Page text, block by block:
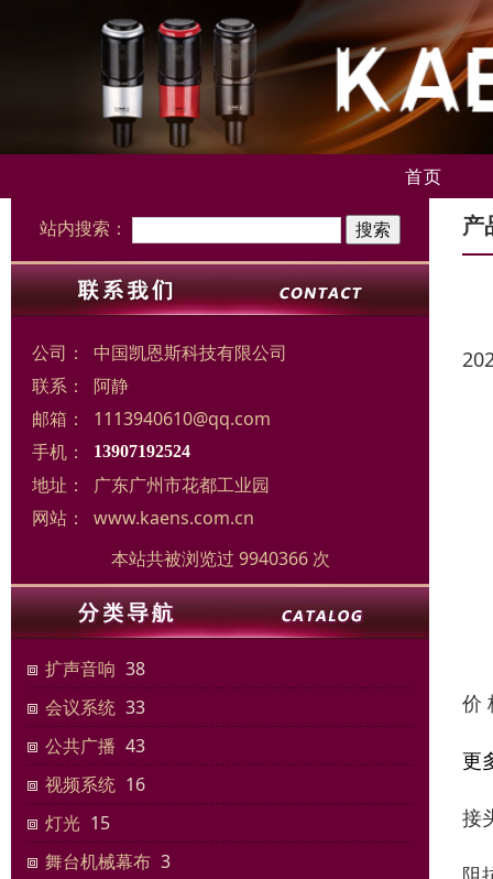
首页
站内搜索：
公司：
中国凯恩斯科技有限公司
联系：
阿静
邮箱：
1113940610@qq.com
手机：
13907192524
地址：
广东广州市花都工业园
网站：
www.kaens.com.cn
本站共被浏览过 9940366 次
扩声音响 38
会议系统 33
公共广播 43
视频系统 16
灯光 15
舞台机械幕布 3
产
价
更
接